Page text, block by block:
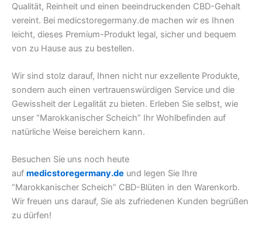
Qualität, Reinheit und einen beeindruckenden CBD-Gehalt
vereint. Bei medicstoregermany.de machen wir es Ihnen
leicht, dieses Premium-Produkt legal, sicher und bequem
von zu Hause aus zu bestellen.
Wir sind stolz darauf, Ihnen nicht nur exzellente Produkte,
sondern auch einen vertrauenswürdigen Service und die
Gewissheit der Legalität zu bieten. Erleben Sie selbst, wie
unser “Marokkanischer Scheich” Ihr Wohlbefinden auf
natürliche Weise bereichern kann.
Besuchen Sie uns noch heute
auf medicstoregermany.de und legen Sie Ihre
“Marokkanischer Scheich” CBD-Blüten in den Warenkorb.
Wir freuen uns darauf, Sie als zufriedenen Kunden begrüßen
zu dürfen!